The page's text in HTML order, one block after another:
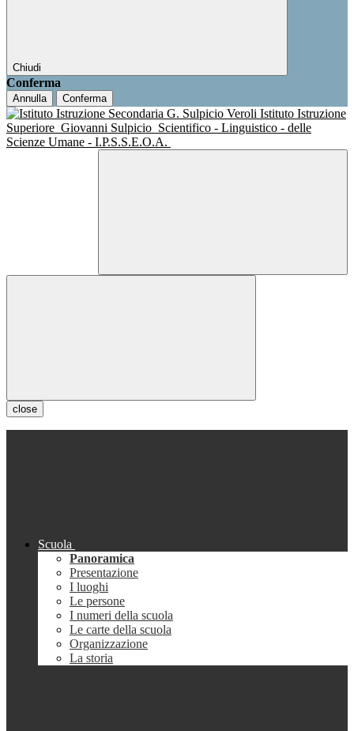
Chiudi
Conferma
Annulla Conferma
Istituto Istruzione
Superiore Giovanni Sulpicio Scientifico - Linguistico - delle
Scienze Umane - I.P.S.S.E.O.A.
close
Scuola
Panoramica
Presentazione
I luoghi
Le persone
I numeri della scuola
Le carte della scuola
Organizzazione
La storia